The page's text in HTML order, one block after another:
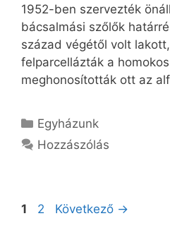
1952-ben szervezték
bácsalmási szőlők
század végétől volt
felparcellázták a
meghonosították ott az
Kategória
Egyházunk
Hozzászólás
Oldal
1 Oldal
2 Következő →